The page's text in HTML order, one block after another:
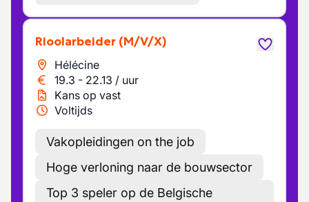
Rioolarbeider (M/V/X)
Hélécine
19.3 - 22.13 / uur
Kans op vast
Voltijds
Vakopleidingen on the job
Hoge verloning naar de bouwsector
Top 3 speler op de Belgische